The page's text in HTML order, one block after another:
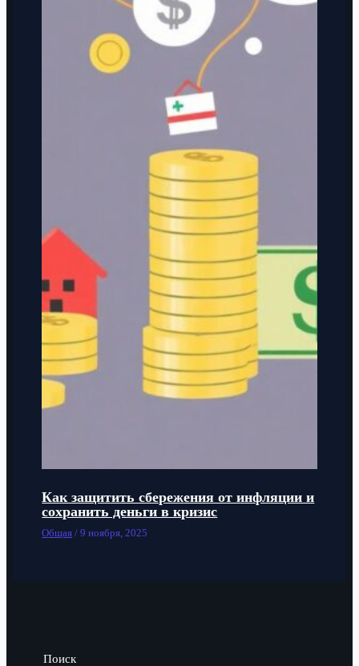
Как защитить сбережения от инфляции и
сохранить деньги в кризис
Общая /9 ноября, 2025
Поиск